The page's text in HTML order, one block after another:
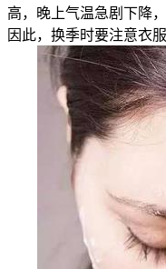
高，晚上气温急剧下降
因此，换季时要注意衣服